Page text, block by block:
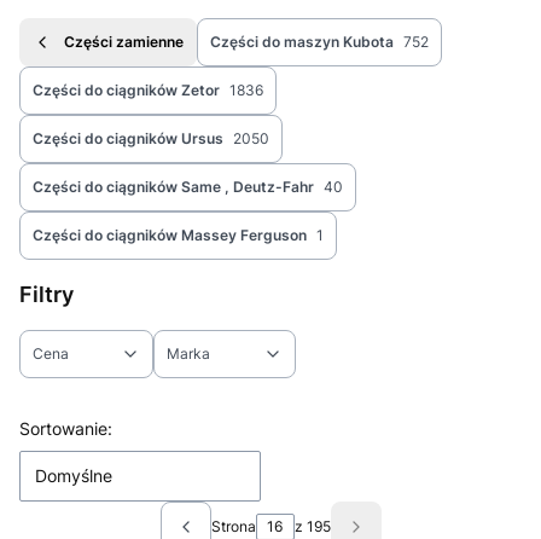
Części zamienne Części do maszyn Kubota 752
Części do ciągników Zetor 1836
Części do ciągników Ursus 2050
Części do ciągników Same , Deutz-Fahr 40
Części do ciągników Massey Ferguson 1
Filtry
Cena Marka
Lista produktów
Sortowanie:
Domyślne
Strona z 195